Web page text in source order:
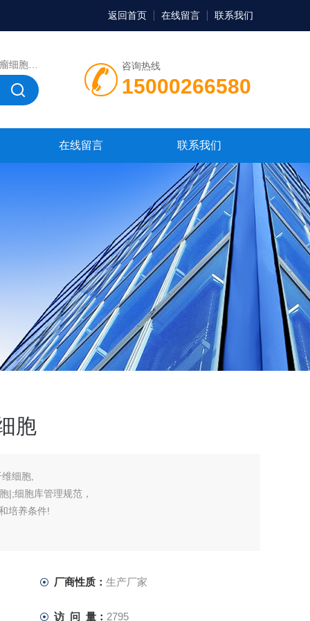
返回首页 在线留言 联系我们
咨询热线
15000266580
菌种，菌株，菌种
在线留言 联系我们
胞
细胞,
|;细胞库管理规范，
培养条件!
厂商性质： 生产厂家
访 问 量： 2795